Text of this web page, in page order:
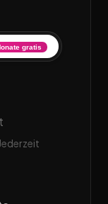
gratis